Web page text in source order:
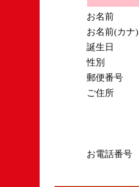
お名前
お名前(カナ)
誕生日
性別
郵便番号
ご住所
お電話番号